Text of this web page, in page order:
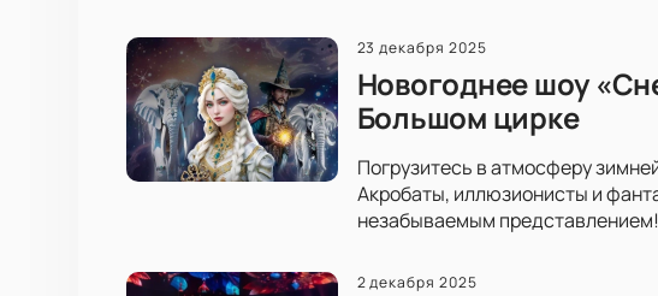
23 декабря 2025
Новогоднее шоу
Большом цирке
Погрузитесь в атмосферу
Акробаты, иллюзионисты и
незабываемым представлением!
2 декабря 2025